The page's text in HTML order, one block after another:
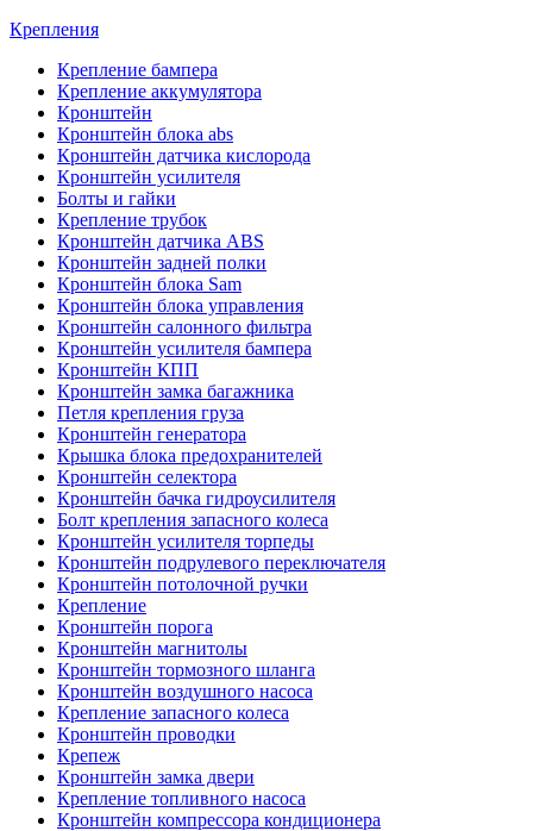
Крепления
Крепление бампера
Крепление аккумулятора
Кронштейн
Кронштейн блока abs
Кронштейн датчика кислорода
Кронштейн усилителя
Болты и гайки
Крепление трубок
Кронштейн датчика ABS
Кронштейн задней полки
Кронштейн блока Sam
Кронштейн блока управления
Кронштейн салонного фильтра
Кронштейн усилителя бампера
Кронштейн КПП
Кронштейн замка багажника
Петля крепления груза
Кронштейн генератора
Крышка блока предохранителей
Кронштейн селектора
Кронштейн бачка гидроусилителя
Болт крепления запасного колеса
Кронштейн усилителя торпеды
Кронштейн подрулевого переключателя
Кронштейн потолочной ручки
Крепление
Кронштейн порога
Кронштейн магнитолы
Кронштейн тормозного шланга
Кронштейн воздушного насоса
Крепление запасного колеса
Кронштейн проводки
Крепеж
Кронштейн замка двери
Крепление топливного насоса
Кронштейн компрессора кондиционера